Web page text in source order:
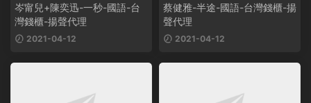
岑甯兒+陳奕迅-一秒-國語-台
灣錢櫃-揚聲代理
2021-04-12
蔡健雅-半途-國語-台灣錢櫃-揚
聲代理
2021-04-12